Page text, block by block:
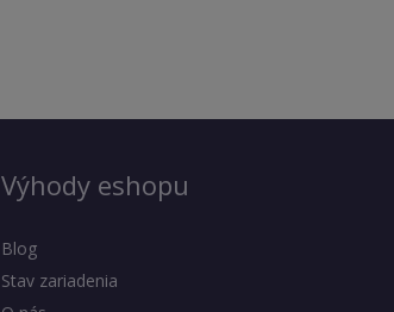
Výhody eshopu
Blog
Stav zariadenia